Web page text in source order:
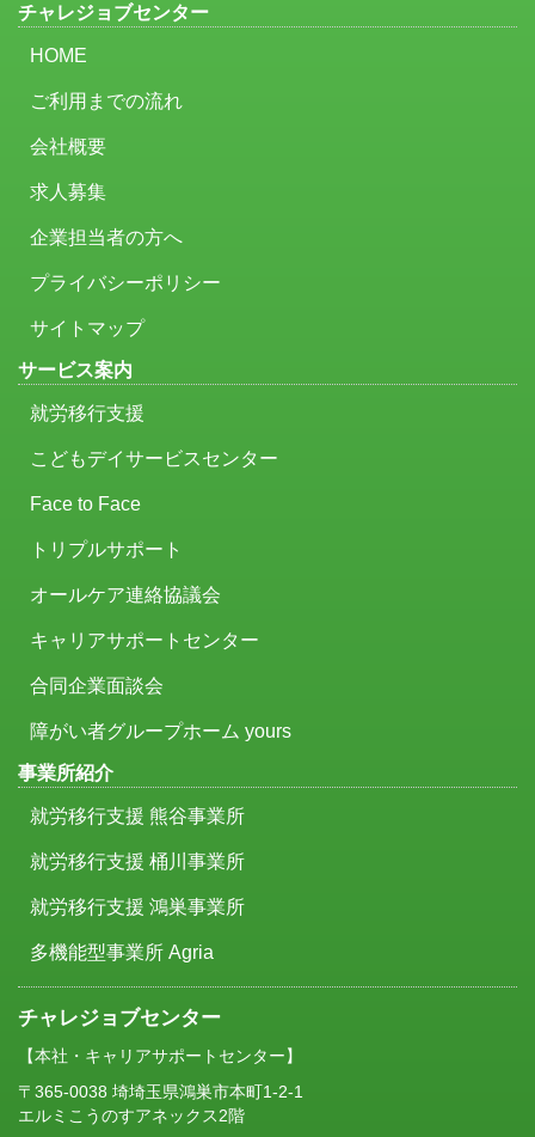
チャレジョブセンター
HOME
ご利用までの流れ
会社概要
求人募集
企業担当者の方へ
プライバシーポリシー
サイトマップ
サービス案内
就労移行支援
こどもデイサービスセンター
Face to Face
トリプルサポート
オールケア連絡協議会
キャリアサポートセンター
合同企業面談会
障がい者グループホーム yours
事業所紹介
就労移行支援 熊谷事業所
就労移行支援 桶川事業所
就労移行支援 鴻巣事業所
多機能型事業所 Agria
チャレジョブセンター
【本社・キャリアサポートセンター】
〒365-0038 埼埼玉県鴻巣市本町1-2-1
エルミこうのすアネックス2階